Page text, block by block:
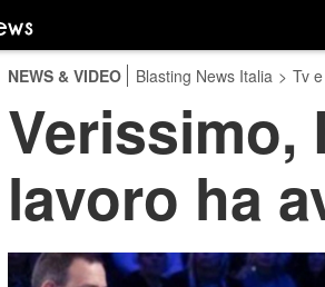
NEWS & VIDEO Blasting News Italia > Tv
Verissimo,
lavoro ha